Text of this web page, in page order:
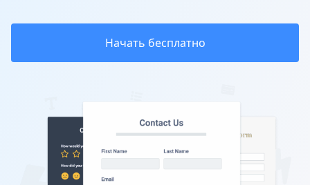
Начать бесплатно